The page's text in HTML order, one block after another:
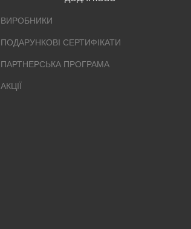
ВИРОБНИКИ
ПОДАРУНКОВІ СЕРТИФІКАТИ
ПАРТНЕРСЬКА ПРОГРАМА
АКЦІЇ